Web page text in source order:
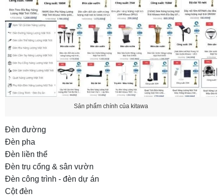
Sản phẩm chính của kitawa
Đèn đường
Đèn pha
Đèn liền thể
Đèn trụ cổng & sân vườn
Đèn công trình - đèn dự án
Cột đèn